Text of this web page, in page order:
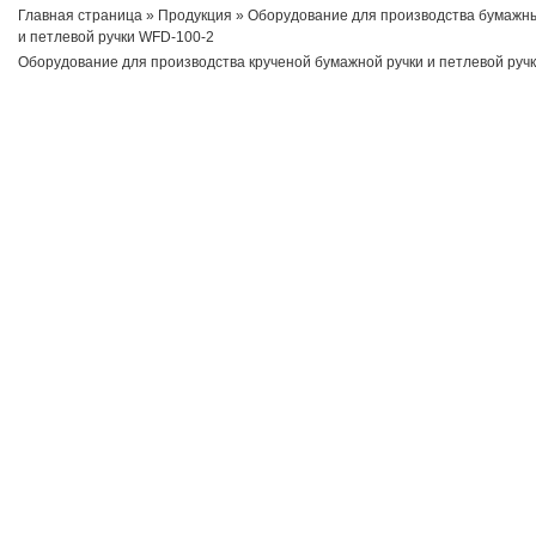
Главная страница » Продукция »Оборудование для производства
и петлевой ручки WFD-100-2
Оборудование для производства крученой бумажной ручки и петлевой